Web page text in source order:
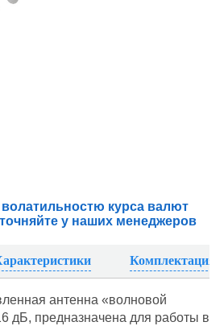
курса валют
у наших менеджеров
Комплектация
антенна «волновой
дБ, предназначена для работы в